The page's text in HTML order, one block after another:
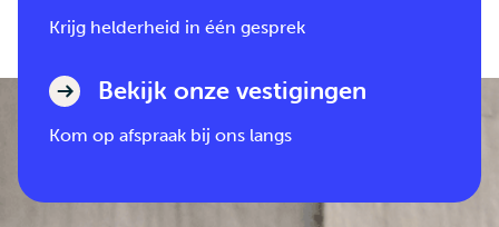
Krijg helderheid in één gesprek
Bekijk onze vestigingen
Kom op afspraak bij ons langs